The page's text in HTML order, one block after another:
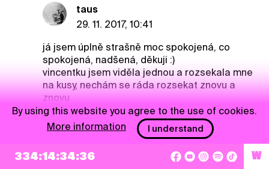
taus
29. 11. 2017, 10:41
já jsem úplně strašně moc spokojená, co
spokojená, nadšená, děkuji :)
vincentku jsem viděla jednou a rozsekala mne
na kusy, nechám se ráda rozsekat znovu a
znovu
pravda, jsou i tací, které nebaví a přijde jim
nudná, kuky může povídat.. ale silné, aktuální
jméno to je, o tom žádná. paráda!
Reply
334:14:34:35 W
By using this website you agree to the use of cookies.
More information
I understand